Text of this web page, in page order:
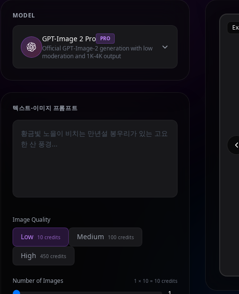
MODEL
GPT-Image 2 Pro PRO
Official GPT-Image-2 generation with low
moderation and 1K-4K output
텍스트-이미지 프롬프트
Image Quality
Low 10 credits Medium 100 credits
High 450 credits
Number of Images 1 × 10 = 10 credits